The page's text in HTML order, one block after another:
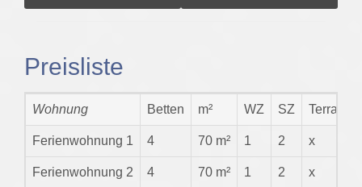
Preisliste
Wohnung Betten m² WZ SZ Terrasse
Ferienwohnung 1 4 70 m² 1 2 x
Ferienwohnung 2 4 70 m² 1 2 x